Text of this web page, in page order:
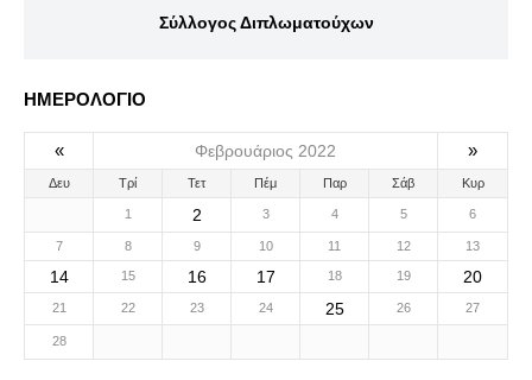
Σύλλογος Διπλωματούχων
ΗΜΕΡΟΛΟΓΙΟ
« Φεβρουάριος 2022 »
Δευ Τρί Τετ Πέμ Παρ Σάβ Κυρ
1 2 3 4 5 6
7 8 9 10 11 12 13
14 15 16 17 18 19 20
21 22 23 24 25 26 27
28